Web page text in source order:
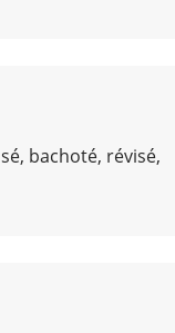
bachoté, révisé,